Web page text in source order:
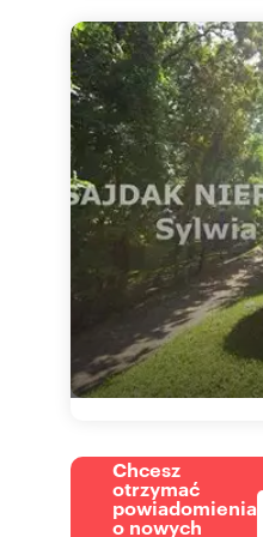
Chcesz
otrzymać
powiadomienia
o nowych